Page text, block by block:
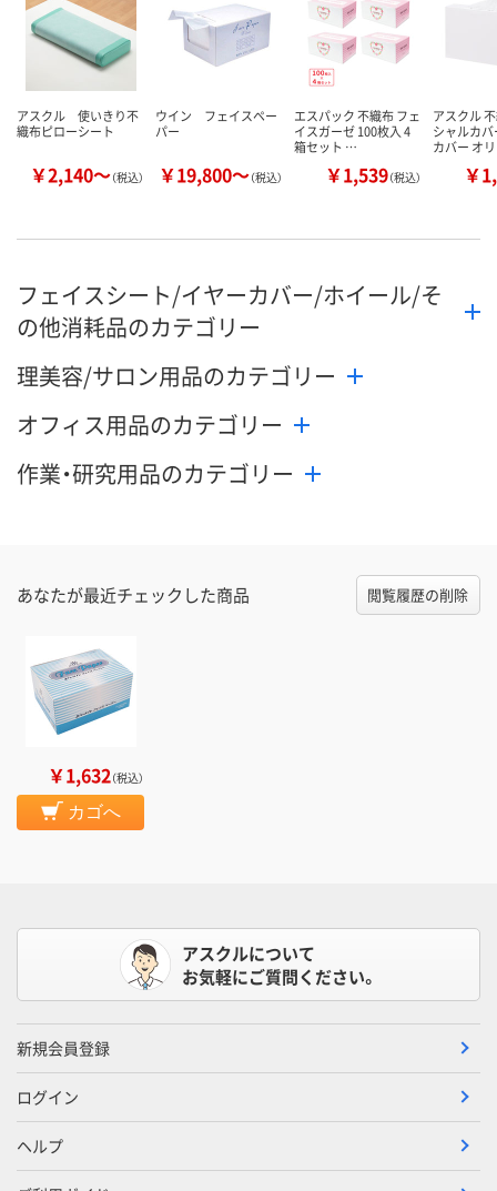
アスクル 使いきり不
織布ピローシート
￥2,140～（税込）
ウイン フェイスペー
パー
￥19,800～（税込）
エスパック 不織布 フェ
イスガーゼ 100枚入 4
箱セット …
￥1,539（税込）
アスクル
シャルカ
カバー オ
￥
フェイスシート/イヤーカバー/ホイール/そ
の他消耗品のカテゴリー
理美容/サロン用品のカテゴリー
オフィス用品のカテゴリー
作業・研究用品のカテゴリー
あなたが最近チェックした商品 閲覧履歴の削除
￥1,632（税込）
カゴへ
アスクルについて
お気軽にご質問ください。
新規会員登録
ログイン
ヘルプ